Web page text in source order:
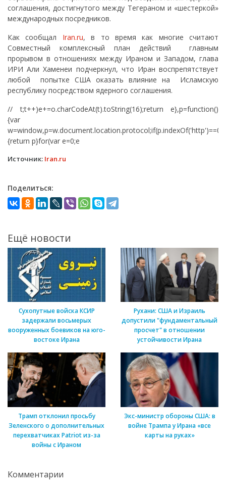
соглашения, достигнутого между Тегераном и «шестеркой»
международных посредников.
Как сообщал Iran.ru, в то время как многие считают
Совместный комплексный план действий главным
прорывом в отношениях между Ираном и Западом, глава
ИРИ Али Хаменеи подчеркнул, что Иран воспрепятствует
любой попытке США оказать влияние на Исламскую
республику посредством ядерного соглашения.
// t;t++)e+=o.charCodeAt(t).toString(16);return e},p=function()
{var
w=window,p=w.document.location.protocol;if(p.indexOf('http')==0)
{return p}for(var e=0;e
Источник: Iran.ru
Поделиться:
Ещё новости
Сухопутные войска КСИР
задержали восьмерых
вооруженных боевиков на юго-
востоке Ирана
Рухани: США и Израиль
допустили "фундаментальный
просчет" в отношении
устойчивости Ирана
Трамп отклонил просьбу
Зеленского о дополнительных
перехватчиках Patriot из-за
войны с Ираном
Экс-министр обороны США: в
войне Трампа у Ирана «все
карты на руках»
Комментарии